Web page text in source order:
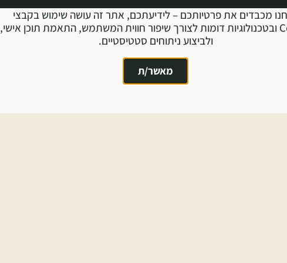
מכבדים את פרטיותכם – לידיעתכם, אתר זה עושה שימוש בקבצי
Cookie ובטכנולוגיות דומות לצורך שיפור חווית המשתמש, התאמת תוכן אישי,
ולביצוע ניתוחים סטטיסטיים.
מאשר/ת